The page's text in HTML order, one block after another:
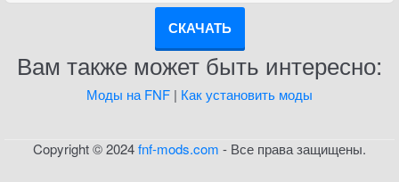
СКАЧАТЬ
Вам также может быть интересно:
Моды на FNF | Как установить моды
Copyright © 2024fnf-mods.com - Все права защищены.